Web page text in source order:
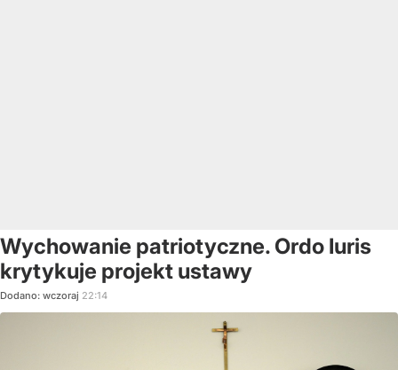
Wychowanie patriotyczne. Ordo Iuris
krytykuje projekt ustawy
Dodano: wczoraj 22:14